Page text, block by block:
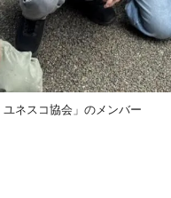
ネスコ協会」のメンバー